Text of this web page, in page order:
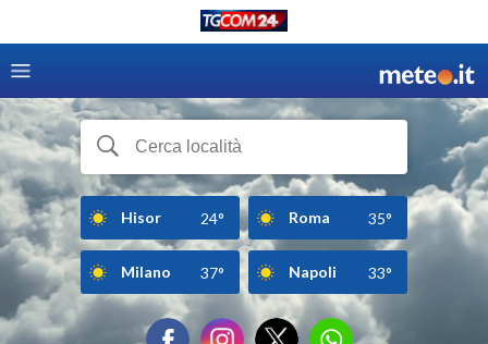
Hisor 24° Roma 35°
Milano 37° Napoli 33°